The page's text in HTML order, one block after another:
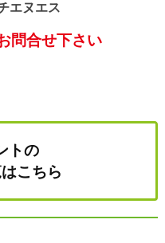
エヌエス
問合せ下さい
トの
こちら